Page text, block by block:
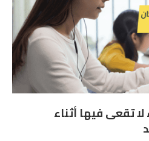
..4 أخطاء لا تقعى فيها أثناء